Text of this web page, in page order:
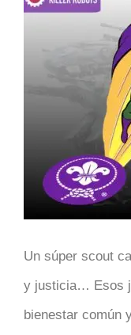
Un súper scout
y justicia… Esos
bienestar común